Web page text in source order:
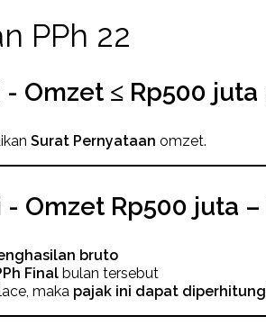
PPh 22
Omzet ≤ Rp500
Surat Pernyataan omzet.
Omzet Rp500 juta
bruto
Final bulan tersebut
maka pajak ini dapat